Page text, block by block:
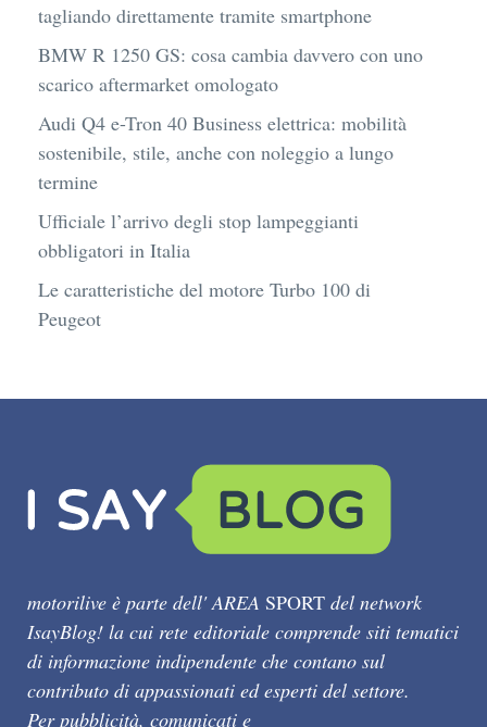
tagliando direttamente tramite smartphone
BMW R 1250 GS: cosa cambia davvero con uno
scarico aftermarket omologato
Audi Q4 e-Tron 40 Business elettrica: mobilità
sostenibile, stile, anche con noleggio a lungo
termine
Ufficiale l’arrivo degli stop lampeggianti
obbligatori in Italia
Le caratteristiche del motore Turbo 100 di
Peugeot
motorilive è parte dell' AREA SPORT del network
IsayBlog! la cui rete editoriale comprende siti tematici
di informazione indipendente che contano sul
contributo di appassionati ed esperti del settore.
Per pubblicità, comunicati e